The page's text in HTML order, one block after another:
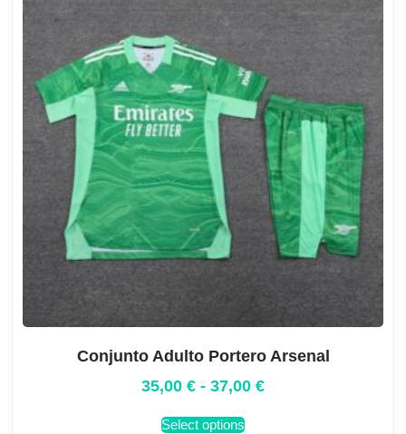
Conjunto Adulto Portero Arsenal
35,00 € - 37,00 €
Select options